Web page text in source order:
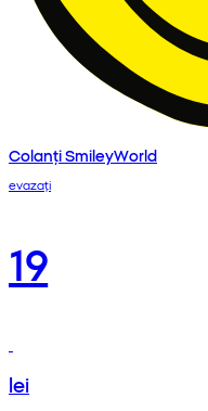
Colanți SmileyWorld
evazați
19
lei